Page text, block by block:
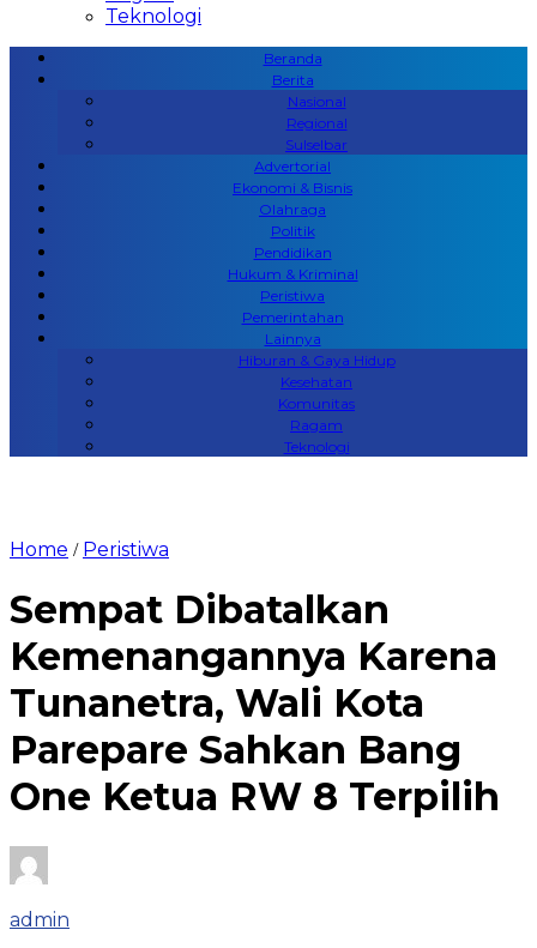
Teknologi
Beranda
Berita
Nasional
Regional
Sulselbar
Advertorial
Ekonomi & Bisnis
Olahraga
Politik
Pendidikan
Hukum & Kriminal
Peristiwa
Pemerintahan
Lainnya
Hiburan & Gaya Hidup
Kesehatan
Komunitas
Ragam
Teknologi
Home / Peristiwa
Sempat Dibatalkan
Kemenangannya Karena
Tunanetra, Wali Kota
Parepare Sahkan Bang
One Ketua RW 8 Terpilih
admin